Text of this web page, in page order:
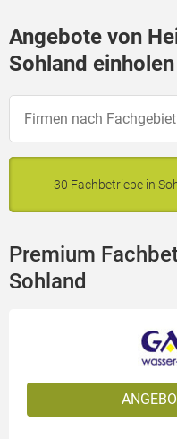
Angebote von
Sohland einholen
30 Fachbetriebe in
Premium
Sohland